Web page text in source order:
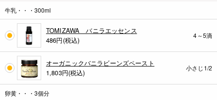
牛乳・・・300ml
TOMIZAWA バニラエッセンス
486円(税込)
4～5滴
オーガニックバニラビーンズペースト
1,803円(税込)
小さじ1/2
卵黄・・・3個分